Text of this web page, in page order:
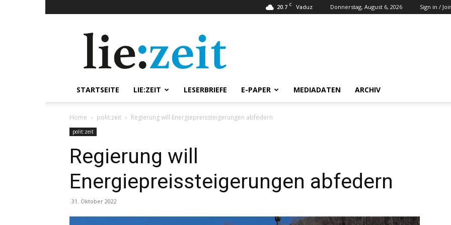
20.7 C Vaduz Donnerstag, August 6, 2026 Sign in /
STARTSEITE LIE:ZEIT LESERBRIEFE E-PAPER MEDIADATEN ARCHIV
Home polit:zeit Regierung will Energiepreissteigerungen abfedern
polit:zeit
Regierung will
Energiepreissteigerungen abfedern
31. Oktober 2022